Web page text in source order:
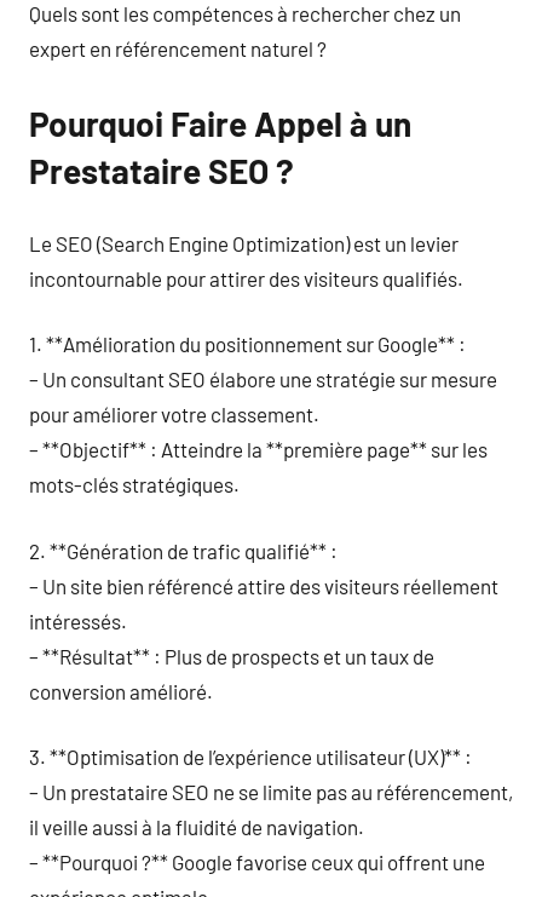
Quels sont les compétences à rechercher chez un
expert en référencement naturel ?
Pourquoi Faire Appel à un
Prestataire SEO ?
Le SEO (Search Engine Optimization) est un levier
incontournable pour attirer des visiteurs qualifiés.
1. **Amélioration du positionnement sur Google** :
– Un consultant SEO élabore une stratégie sur mesure
pour améliorer votre classement.
– **Objectif** : Atteindre la **première page** sur les
mots-clés stratégiques.
2. **Génération de trafic qualifié** :
– Un site bien référencé attire des visiteurs réellement
intéressés.
– **Résultat** : Plus de prospects et un taux de
conversion amélioré.
3. **Optimisation de l’expérience utilisateur (UX)** :
– Un prestataire SEO ne se limite pas au référencement,
il veille aussi à la fluidité de navigation.
– **Pourquoi ?** Google favorise ceux qui offrent une